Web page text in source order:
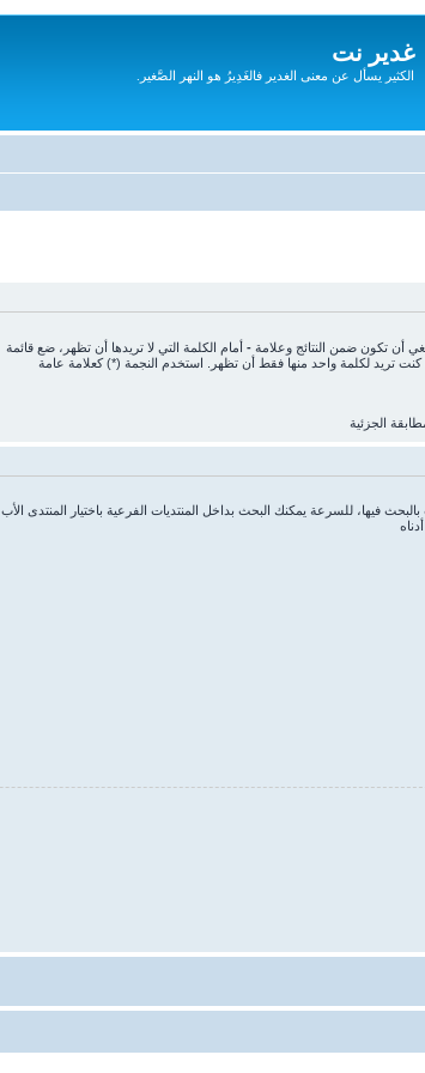
غدير نت
الكثير يسأل عن معنى الغدير فالغَدِيرُ هو النهر الصَّغير.
أن تكون ضمن النتائج وعلامة - أمام الكلمة التي لا تريدها أن تظهر، ضع قائمة
كنت تريد لكلمة واحد منها فقط أن تظهر. استخدم النجمة (*) كعلامة عامة
الجزئية
فيها، للسرعة يمكنك البحث بداخل المنتديات الفرعية باختيار المنتدى الأب